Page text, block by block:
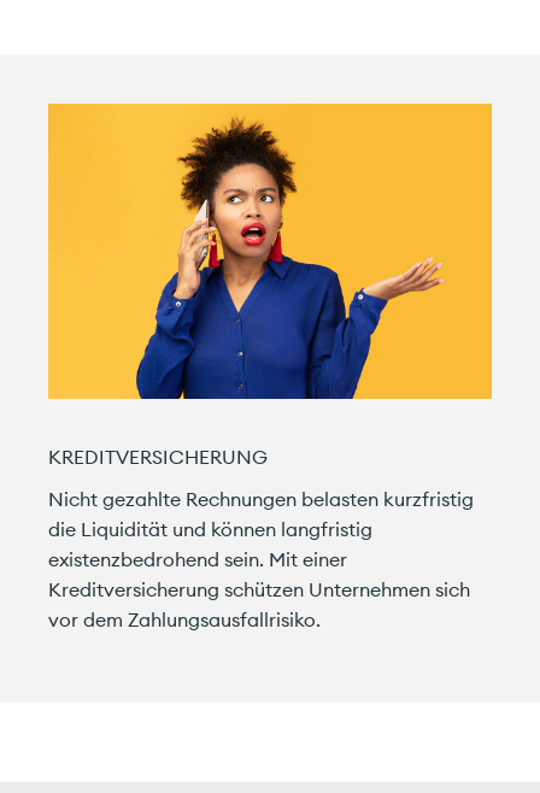
KREDITVERSICHERUNG
Nicht gezahlte Rechnungen belasten kurzfristig
die Liquidität und können langfristig
existenzbedrohend sein. Mit einer
Kreditversicherung schützen Unternehmen sich
vor dem Zahlungsausfallrisiko.